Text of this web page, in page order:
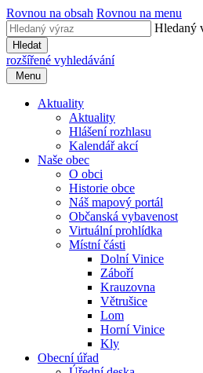
Rovnou na obsah Rovnou na menu
Hledaný
Hledat
rozšířené vyhledávání
Menu
Aktuality
Aktuality
Hlášení rozhlasu
Kalendář akcí
Naše obec
O obci
Historie obce
Náš mapový portál
Občanská vybavenost
Virtuální prohlídka
Místní části
Dolní Vinice
Záboří
Krauzovna
Větrušice
Lom
Horní Vinice
Kly
Obecní úřad